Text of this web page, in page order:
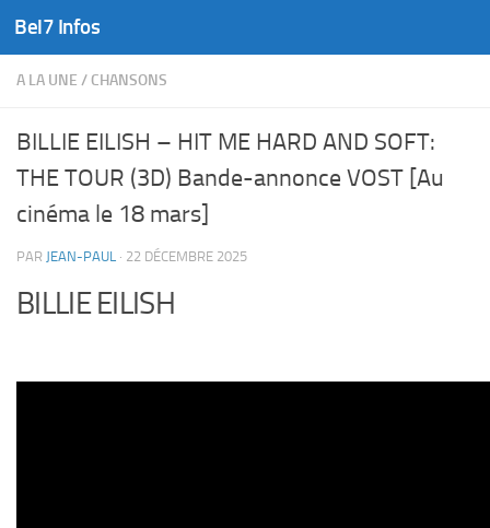
Skip to content
Bel7 Infos
A LA UNE / CHANSONS
BILLIE EILISH – HIT ME HARD AND SOFT:
THE TOUR (3D) Bande-annonce VOST [Au
cinéma le 18 mars]
PAR JEAN-PAUL · 22 DÉCEMBRE 2025
BILLIE EILISH